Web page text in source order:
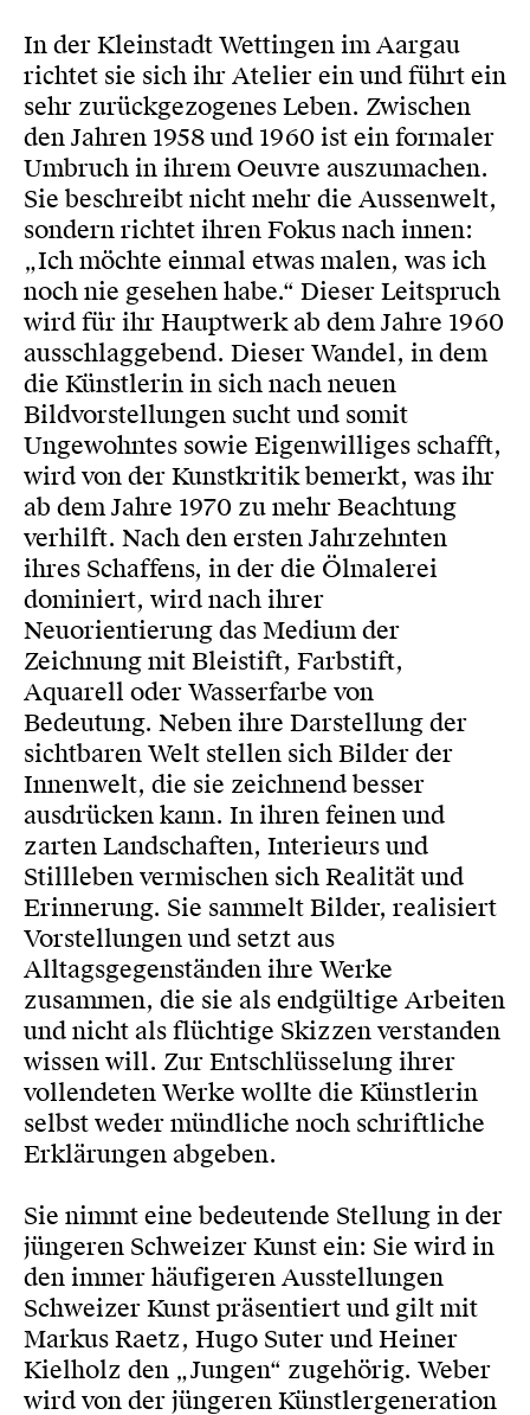
In der Kleinstadt Wettingen im Aargau
richtet sie sich ihr Atelier ein und führt ein
sehr zurückgezogenes Leben. Zwischen
den Jahren 1958 und 1960 ist ein formaler
Umbruch in ihrem Oeuvre auszumachen.
Sie beschreibt nicht mehr die Aussenwelt,
sondern richtet ihren Fokus nach innen:
„Ich möchte einmal etwas malen, was ich
noch nie gesehen habe.“ Dieser Leitspruch
wird für ihr Hauptwerk ab dem Jahre 1960
ausschlaggebend. Dieser Wandel, in dem
die Künstlerin in sich nach neuen
Bildvorstellungen sucht und somit
Ungewohntes sowie Eigenwilliges schafft,
wird von der Kunstkritik bemerkt, was ihr
ab dem Jahre 1970 zu mehr Beachtung
verhilft. Nach den ersten Jahrzehnten
ihres Schaffens, in der die Ölmalerei
dominiert, wird nach ihrer
Neuorientierung das Medium der
Zeichnung mit Bleistift, Farbstift,
Aquarell oder Wasserfarbe von
Bedeutung. Neben ihre Darstellung der
sichtbaren Welt stellen sich Bilder der
Innenwelt, die sie zeichnend besser
ausdrücken kann. In ihren feinen und
zarten Landschaften, Interieurs und
Stillleben vermischen sich Realität und
Erinnerung. Sie sammelt Bilder, realisiert
Vorstellungen und setzt aus
Alltagsgegenständen ihre Werke
zusammen, die sie als endgültige Arbeiten
und nicht als flüchtige Skizzen verstanden
wissen will. Zur Entschlüsselung ihrer
vollendeten Werke wollte die Künstlerin
selbst weder mündliche noch schriftliche
Erklärungen abgeben.
Sie nimmt eine bedeutende Stellung in der
jüngeren Schweizer Kunst ein: Sie wird in
den immer häufigeren Ausstellungen
Schweizer Kunst präsentiert und gilt mit
Markus Raetz, Hugo Suter und Heiner
Kielholz den „Jungen“ zugehörig. Weber
wird von der jüngeren Künstlergeneration